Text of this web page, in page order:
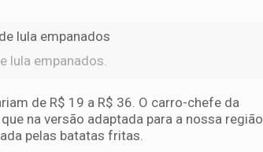
lula empanados.
de R$ 19 a R$ 36. O carro-chefe da
na versão adaptada para a nossa região
pelas batatas fritas.